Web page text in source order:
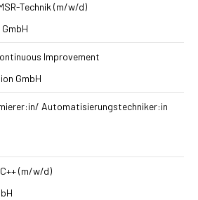
Technik (m/w/d)
Improvement
GmbH
Automatisierungstechniker:in
(m/w/d)